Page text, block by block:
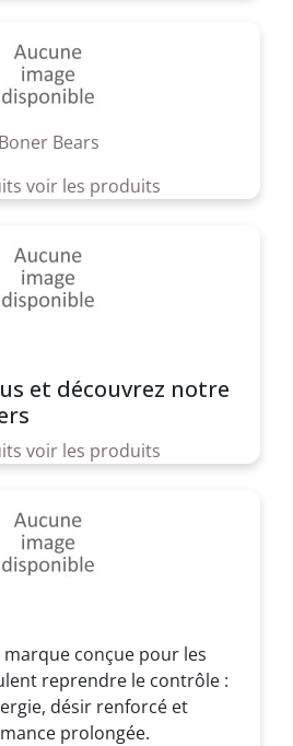
Boner Bears
voir les produits
et découvrez notre
voir les produits
marque conçue pour les
reprendre le contrôle :
désir renforcé et
prolongée.